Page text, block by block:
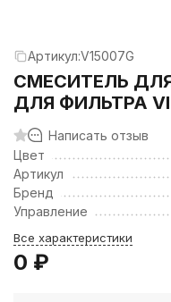
Артикул:V15007G
СМЕСИТЕЛЬ
ДЛЯ ФИЛЬТРА
Написать отзыв
Цвет
Артикул
Бренд
Управление
Все характеристики
0 ₽